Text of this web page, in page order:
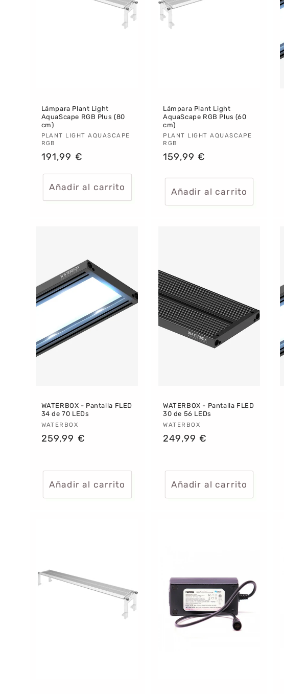
Lámpara Plant Light
AquaScape RGB Plus (80
cm)
Proveedor:
PLANT LIGHT AQUASCAPE
RGB
Precio
191,99 €
Añadir al carrito
Lámpara Plant Light
AquaScape RGB Plus (60
cm)
Proveedor:
PLANT LIGHT AQUASCAPE
RGB
Precio
159,99 €
Añadir al carrito
WATERBOX - Pantalla FLED
34 de 70 LEDs
Proveedor:
WATERBOX
Precio
259,99 €
Añadir al carrito
WATERBOX - Pantalla FLED
30 de 56 LEDs
Proveedor:
WATERBOX
Precio
249,99 €
Añadir al carrito